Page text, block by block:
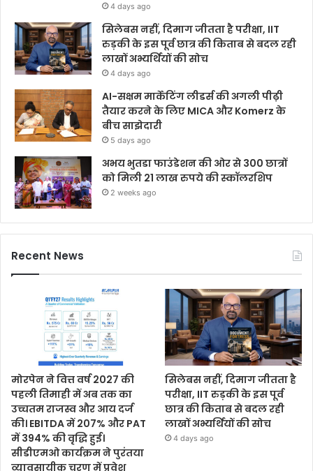
4 days ago
सिलेबस नहीं, दिमाग जीतता है परीक्षा, IIT
रुड़की के इस पूर्व छात्र की किताब से बदल रही
लाखों अभ्यर्थियों की सोच
4 days ago
AI-सक्षम मार्केटिंग लीडर्स की अगली पीढ़ी
तैयार करने के लिए MICA और Komerz के
बीच साझेदारी
5 days ago
अभय भुतडा फाउंडेशन की ओर से 300 छात्रों
को मिली 21 लाख रुपये की स्कॉलरशिप
2 weeks ago
Recent News
मोरपेन ने वित्त वर्ष 2027 की
पहली तिमाही में अब तक का
उच्चतम राजस्व और आय दर्ज
की। EBITDA में 207% और PAT
में 394% की वृद्धि हुई।
सीडीएमओ कार्यक्रम ने पुरंतया
व्यावसायीक चरण में प्रवेश
सिलेबस नहीं, दिमाग जीतता है
परीक्षा, IIT रुड़की के इस पूर्व
छात्र की किताब से बदल रही
लाखों अभ्यर्थियों की सोच
4 days ago